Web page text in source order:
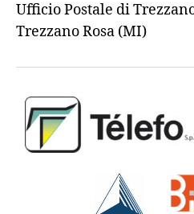
Ufficio Postale di
Trezzano Rosa (MI)